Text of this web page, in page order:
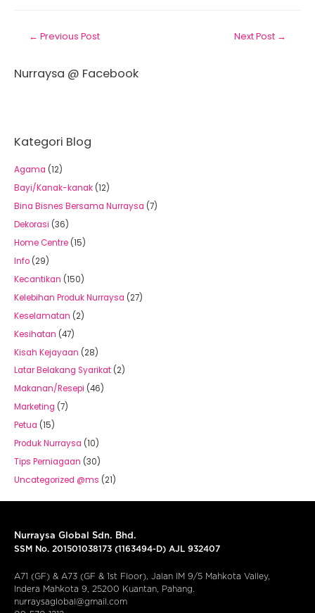
← Previous Post Next Post →
Nurraysa @ Facebook
Kategori Blog
Agama (12)
Bayi/Kanak-kanak (12)
Bina Bisnes Bersama Nurraysa (7)
Dekorasi (36)
Home Centre (15)
Info (29)
Kecantikan (150)
Kelebihan Produk Nurraysa (27)
Keselamatan (2)
Kesihatan (47)
Kisah Kejayaan (28)
Latar Belakang Syarikat (2)
Makanan/Resepi (46)
Marketing (7)
Petua (15)
Produk Nurraysa (10)
Tips Perniagaan (30)
Uncategorized @ms (21)
Nurraysa Global Sdn. Bhd.
SSM No. 201501038173 (1163494-D) AJL 932407
A71 (GF) & A73 (GF & 1st Floor), Jalan IM 9/5 Mahkota Valley,
Indera Mahkota 9, 25200 Kuantan, Pahang.
nurraysaglobal@gmail.com